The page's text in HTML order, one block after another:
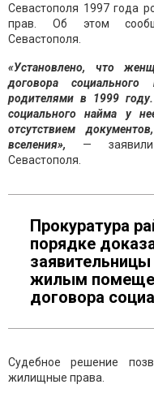
Севастополя 1997 года
прав. Об этом
Севастополя.
«Установлено, что
договора
родителями в 1999
социального найма у
отсутствием
вселения», — заявили
Севастополя.
Прокуратура
порядке
жилым
договора
Судебное решение
жилищные права.